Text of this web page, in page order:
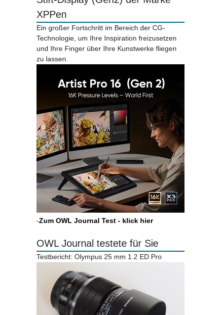
XPPen
Ein großer Fortschritt im Bereich der CG-
Technologie, um Ihre Inspiration freizusetzen
und Ihre Finger über Ihre Kunstwerke fliegen
zu lassen.
-Zum OWL Journal Test - klick hier
OWL Journal testete für Sie
Testbericht: Olympus 25 mm 1.2 ED Pro